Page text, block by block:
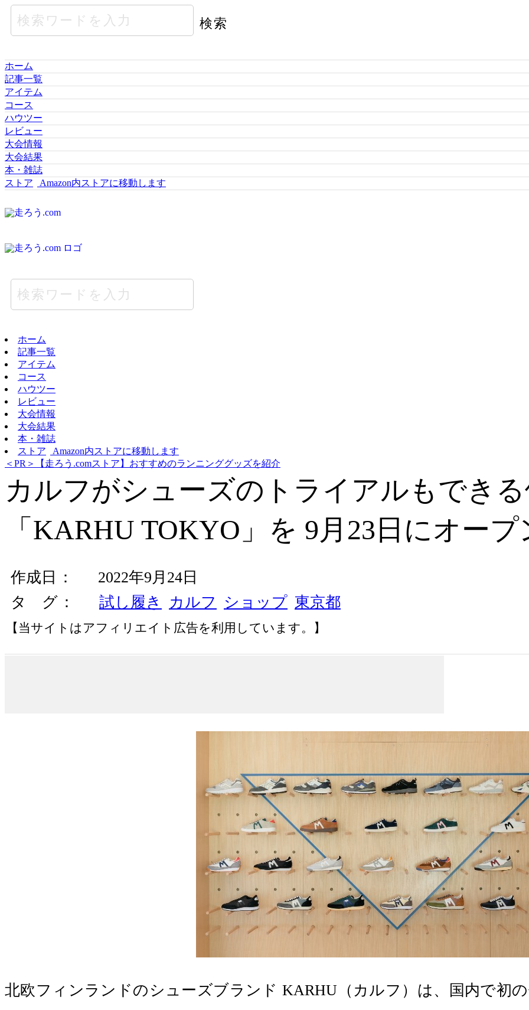
ホーム
記事一覧
アイテム
コース
ハウツー
レビュー
大会情報
大会結果
本・雑誌
ストア
Amazon内ストアに移動します
ホーム
記事一覧
アイテム
コース
ハウツー
レビュー
大会情報
大会結果
本・雑誌
ストア
Amazon内ストアに移動します
＜PR＞【走ろう.comストア】おすすめのランニンググッズを紹介
カルフがシューズのトライアルもでき
「KARHU TOKYO」を 9月23日にオープ
作成日
2022年9月24日
タ グ
試し履き カルフ ショップ 東京都
【当サイトはアフィリエイト広告を利用しています。】
北欧フィンランドのシューズブランド KARHU（カルフ）は、国内で初